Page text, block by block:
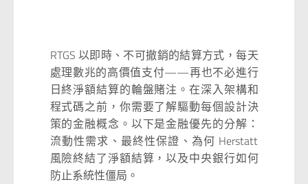
RTGS 以即時、不可撤銷的結算方式，每天
處理數兆的高價值支付——再也不必進行
日終淨額結算的輪盤賭注。在深入架構和
程式碼之前，你需要了解驅動每個設計決
策的金融概念。以下是金融優先的分解：
流動性需求、最終性保證、為何 Herstatt
風險終結了淨額結算，以及中央銀行如何
防止系統性僵局。